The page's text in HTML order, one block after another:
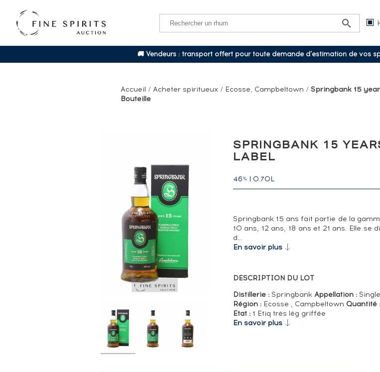
🚚 Vendeurs : transport offert pour toute demande d’estimation de vos
Accueil / Acheter spiritueux / Ecosse, Campbeltown / Springbank 15
Bouteille
SPRINGBANK 15
LABEL
46% | 0.70L
Springbank 15 ans fait partie de la
10 ans, 12 ans, 18 ans et 21 ans. Elle
d…
En savoir plus
DESCRIPTION DU LOT
Distillerie :Springbank Appellation :
Région : Ecosse , Campbeltown Quantité :
Etat :1 Etiq très lég griffée
En savoir plus